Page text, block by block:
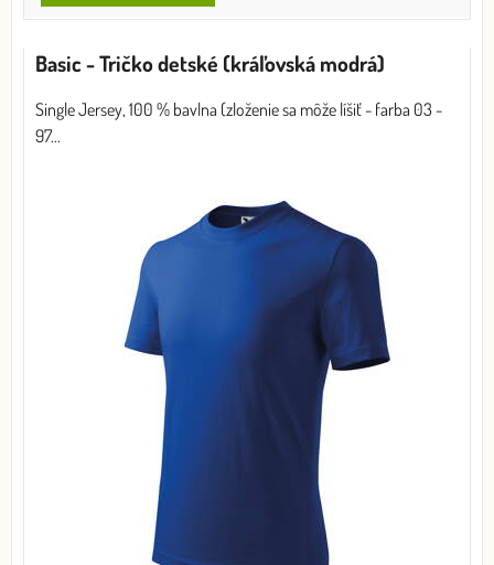
Basic - Tričko detské (kráľovská modrá)
Single Jersey, 100 % bavlna (zloženie sa môže líšiť - farba 03 -
97...